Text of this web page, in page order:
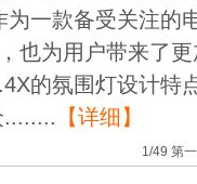
一款备受关注的
也为用户带来了
的氛围灯设计特
........ 【详细】
1/49 第